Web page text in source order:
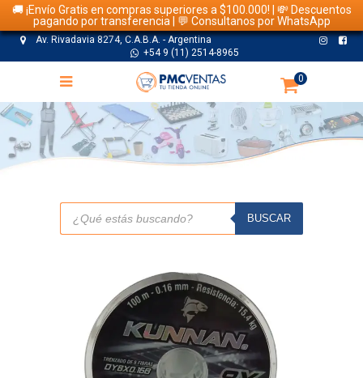
🚚 ¡Envío Gratis en compras superiores a $100.000! | 💸 Descuentos
pagando por transferencia | 💬 Consultanos por WhatsApp
Av. Rivadavia 8274, C.A.B.A. - Argentina
+54 9 (11) 2514-8965
0
TIENDA
Búsqueda
productos
BUSCAR